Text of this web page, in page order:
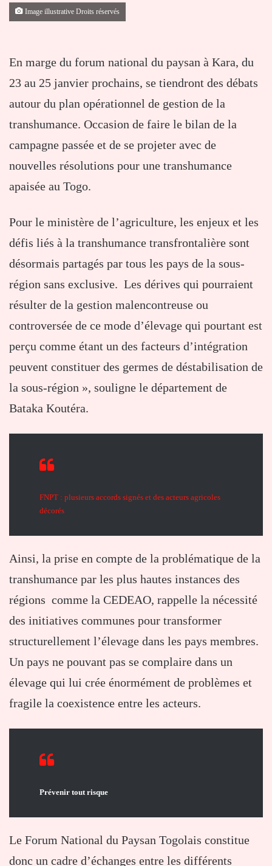
Image illustrative Droits réservés
En marge du forum national du paysan à Kara, du
23 au 25 janvier prochains, se tiendront des débats
autour du plan opérationnel de gestion de la
transhumance. Occasion de faire le bilan de la
campagne passée et de se projeter avec de
nouvelles résolutions pour une transhumance
apaisée au Togo.
Pour le ministère de l’agriculture, les enjeux et les
défis liés à la transhumance transfrontalière sont
désormais partagés par tous les pays de la sous-
région sans exclusive. Les dérives qui pourraient
résulter de la gestion malencontreuse ou
controversée de ce mode d’élevage qui pourtant est
perçu comme étant un des facteurs d’intégration
peuvent constituer des germes de déstabilisation de
la sous-région », souligne le département de
Bataka Koutéra.
FNPT : plusieurs accords signés et des acteurs agricoles
décorés
Ainsi, la prise en compte de la problématique de la
transhumance par les plus hautes instances des
régions comme la CEDEAO, rappelle la nécessité
des initiatives communes pour transformer
structurellement l’élevage dans les pays membres.
Un pays ne pouvant pas se complaire dans un
élevage qui lui crée énormément de problèmes et
fragile la coexistence entre les acteurs.
Prévenir tout risque
Le Forum National du Paysan Togolais constitue
donc un cadre d’échanges entre les différents